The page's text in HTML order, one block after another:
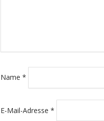
Name *
E-Mail-Adresse *